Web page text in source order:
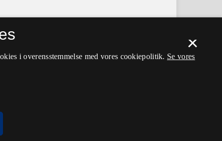
×
i overensstemmelse med vores cookiepolitik. Se vores